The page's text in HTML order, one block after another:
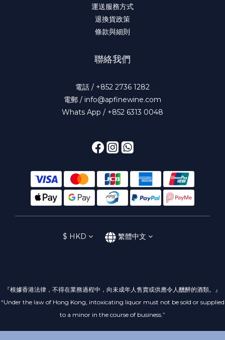
運送服務方式
退換貨政策
條款與細則
聯絡我們
電話 / +852 2736 1282
電郵 / info@apfinewine.com
Whats App / +852 6313 0048
$ HKD 繁體中文
『根據香港法律，不得在業務過程中，向未成年人售賣或供應令人醺醉的酒類。』
“Under the law of Hong Kong, intoxicating liquor must not be sold or supplied
to a minor in the course of business.”